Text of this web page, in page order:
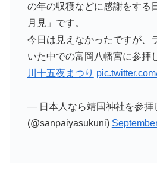
の年の収穫などに感謝をする
月見」です。
今日は見えなかったですが、
いた中での富岡八幡宮に参拝
川十五夜まつり
— 日本人なら靖国神社を参
(@sanpaiyasukuni)